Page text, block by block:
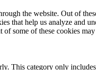
the website. Out of
that help us analyze and
some of these cookies
This category only